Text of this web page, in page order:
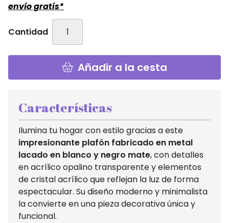
envío gratis*
Cantidad
Añadir a la cesta
Características
Ilumina tu hogar con estilo gracias a este
impresionante plafón fabricado en metal
lacado en blanco y negro mate, con detalles
en acrílico opalino transparente y elementos
de cristal acrílico que reflejan la luz de forma
espectacular. Su diseño moderno y minimalista
la convierte en una pieza decorativa única y
funcional.